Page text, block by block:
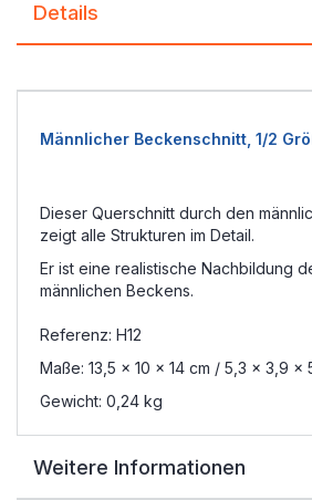
Details
Männlicher Beckenschnitt, 1/2
Dieser Querschnitt durch den
zeigt alle Strukturen im Detail.
Er ist eine realistische Nachbildung
männlichen Beckens.
Referenz: H12
Maße: 13,5 x 10 x 14 cm / 5,3 x 3,9 x
Gewicht: 0,24 kg
Weitere Informationen